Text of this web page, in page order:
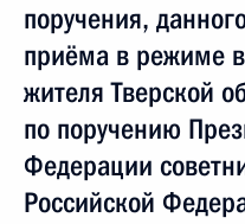
поручения,
приёма в режиме
жителя Тверской
по поручению
Федерации
Российской